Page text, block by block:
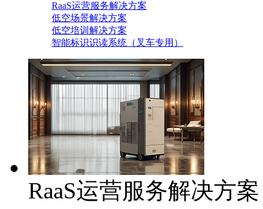
RaaS运营服务解决方案
低空场景解决方案
低空培训解决方案
智能标识识读系统（叉车专用）
RaaS运营服务解决方案